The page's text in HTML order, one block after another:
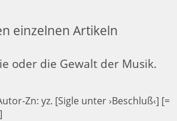
einzelnen Artikeln
oder die Gewalt der Musik.
Zn: yz. [Sigle unter ›Beschluß‹] [=